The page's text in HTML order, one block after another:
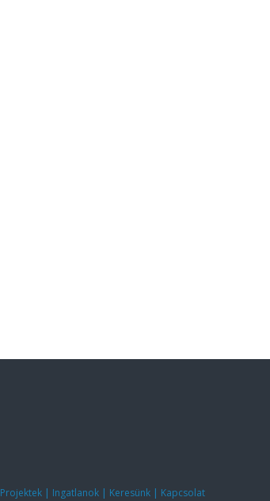
Projektek| Ingatlanok| Keresünk| Kapcsolat